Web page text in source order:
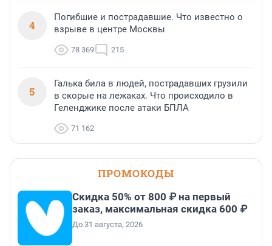
4
Погибшие и пострадавшие. Что известно о
взрыве в центре Москвы
78 369 215
5
Галька била в людей, пострадавших грузили
в скорые на лежаках. Что происходило в
Геленджике после атаки БПЛА
71 162
ПРОМОКОДЫ
Скидка 50% от 800 ₽ на первый
заказ, максимальная скидка 600 ₽
До 31 августа, 2026